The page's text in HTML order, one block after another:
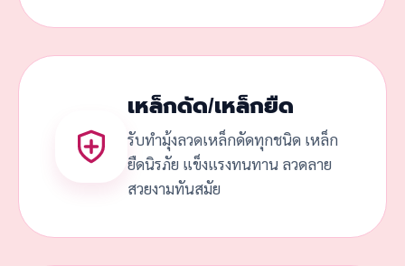
เหล็กดัด/เหล็กยืด
รับทำมุ้งลวดเหล็กดัดทุกชนิด เหล็ก
ยืดนิรภัย แข็งแรงทนทาน ลวดลาย
สวยงามทันสมัย